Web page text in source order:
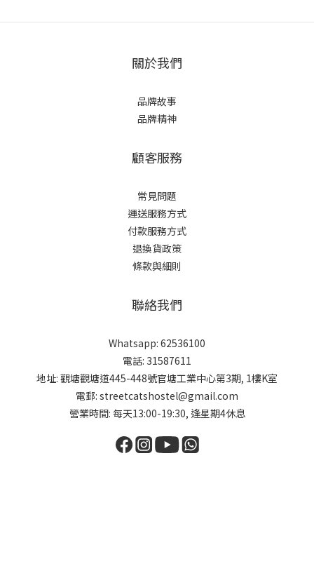
關於我們
品牌故事
品牌精神
顧客服務
常見問題
運送服務方式
付款服務方式
退換貨政策
條款與細則
聯絡我們
Whatsapp: 62536100
電話: 31587611
地址: 觀塘觀塘道445-448號官塘工業中心第3期, 1樓K室
電郵: streetcatshostel@gmail.com
營業時間: 每天13:00-19:30, 逢星期4休息